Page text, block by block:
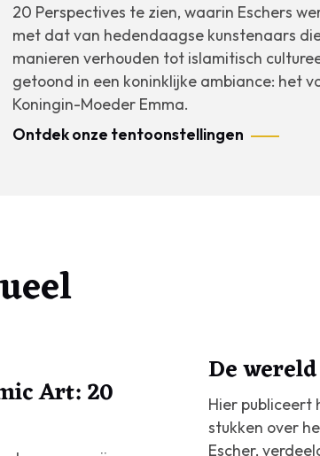
20 Perspectives te zien, waarin Eschers
met dat van hedendaagse kunstenaars
manieren verhouden tot islamitisch
getoond in een koninklijke ambiance: het
Koningin-Moeder Emma.
Ontdek onze tentoonstellingen
Art: 20
De
Hier publiceert
stukken over
Escher,